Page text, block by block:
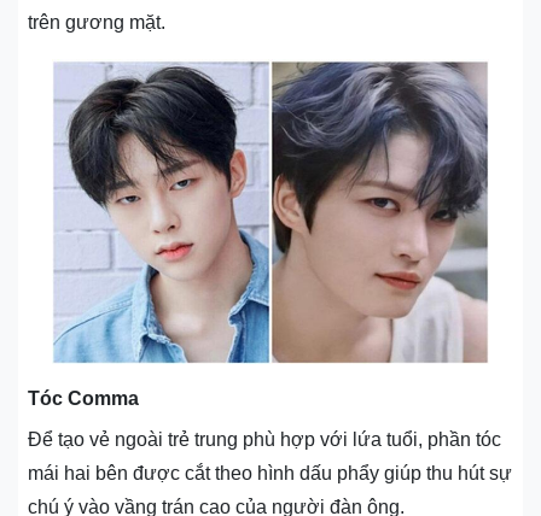
trên gương mặt.
Tóc Comma
Để tạo vẻ ngoài trẻ trung phù hợp với lứa tuổi, phần tóc
mái hai bên được cắt theo hình dấu phẩy giúp thu hút sự
chú ý vào vầng trán cao của người đàn ông.